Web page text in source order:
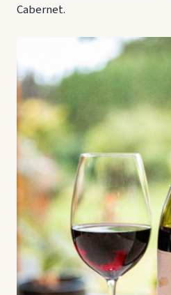
Cabernet.